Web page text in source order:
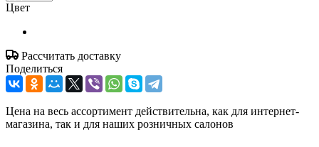
Цвет
Рассчитать доставку
Поделиться
Цена на весь ассортимент действительна, как для интернет-
магазина, так и для наших розничных салонов